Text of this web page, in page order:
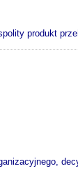
produkt